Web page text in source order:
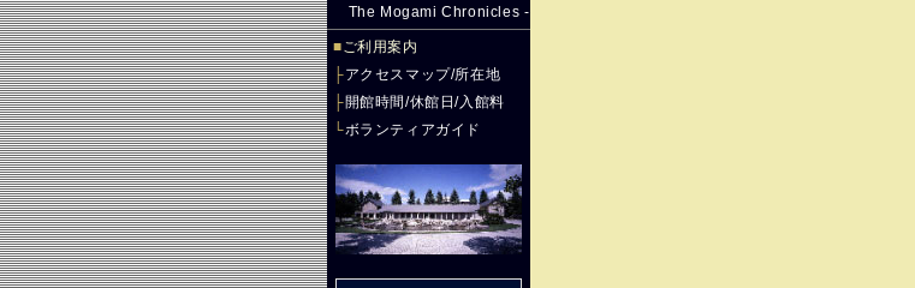
The Mogami Chronicles -
■ご利用案内
├アクセスマップ/所在地
├開館時間/休館日/入館料
└ボランティアガイド